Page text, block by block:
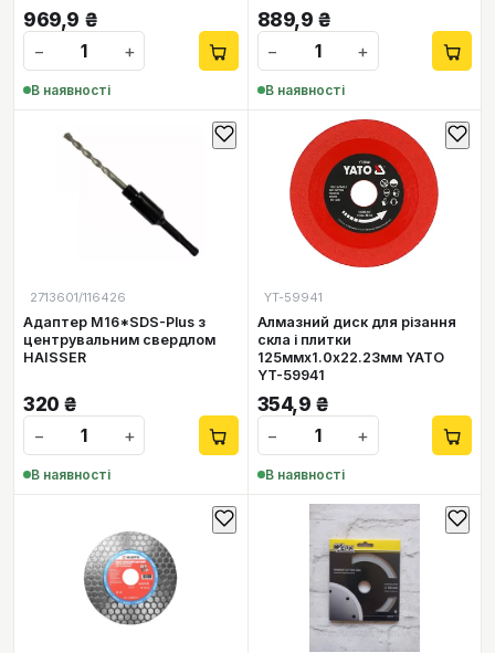
969,9 ₴
−
+
В наявності
889,9 ₴
−
+
В наявності
2713601/116426
Адаптер М16*SDS-Plus з
центрувальним свердлом
HAISSER
320 ₴
−
+
В наявності
YT-59941
Алмазний диск для різання
скла і плитки
125ммх1.0х22.23мм YATO
YT-59941
354,9 ₴
−
+
В наявності